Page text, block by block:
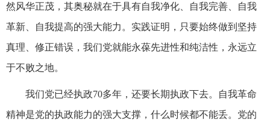
然风华正茂，其奥秘就在于具有自我净化、自我完善、自我
革新、自我提高的强大能力。实践证明，只要始终做到坚持
真理、修正错误，我们党就能永葆先进性和纯洁性，永远立
于不败之地。
我们党已经执政70多年，还要长期执政下去。自我革命
精神是党的执政能力的强大支撑，什么时候都不能丢。党的